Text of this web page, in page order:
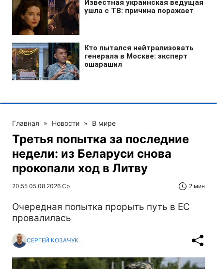
Главная » Новости » В мире
Третья попытка за последние
недели: из Беларуси снова
прокопали ход в Литву
20:55 05.08.2026 Ср 2 мин
Очередная попытка прорыть путь в ЕС
провалилась
СЕРГЕЙ КОЗАЧУК